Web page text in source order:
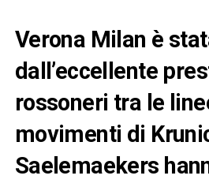
Verona Milan è
dall’eccellente
rossoneri tra le
movimenti di
Saelemaekers